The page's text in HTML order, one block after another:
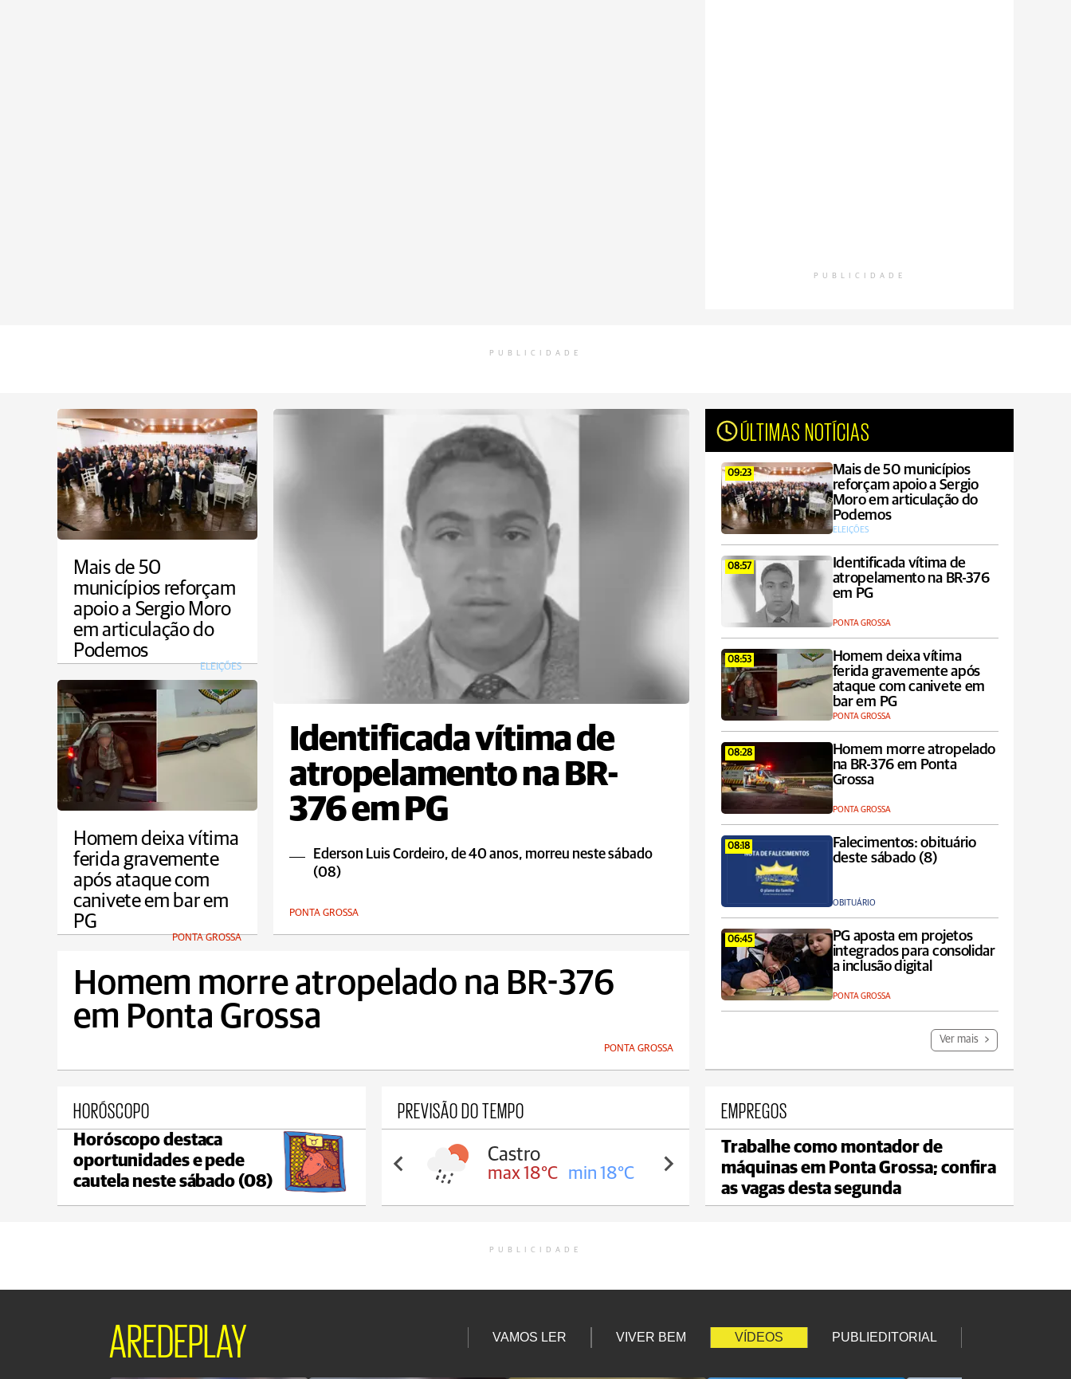
PUBLICIDADE
PUBLICIDADE
Mais de 50
municípios reforçam
apoio a Sergio Moro
em articulação do
Podemos
ELEIÇÕES
Identificada vítima de
atropelamento na BR-
376 em PG
Ederson Luis Cordeiro, de 40 anos, morreu neste sábado
(08)
PONTA GROSSA
ÚLTIMAS NOTÍCIAS
09:23
Mais de 50 municípios
reforçam apoio a Sergio
Moro em articulação do
Podemos
ELEIÇÕES
08:57
Identificada vítima de
atropelamento na BR-376
em PG
PONTA GROSSA
08:53
Homem deixa vítima
ferida gravemente após
ataque com canivete em
bar em PG
PONTA GROSSA
08:28
Homem morre atropelado
na BR-376 em Ponta
Grossa
PONTA GROSSA
08:18
Falecimentos: obituário
deste sábado (8)
OBITUÁRIO
06:45
PG aposta em projetos
integrados para consolidar
a inclusão digital
PONTA GROSSA
Ver mais
Homem deixa vítima
ferida gravemente
após ataque com
canivete em bar em
PG
PONTA GROSSA
Homem morre atropelado na BR-376
em Ponta Grossa
PONTA GROSSA
HORÓSCOPO
Horóscopo destaca
oportunidades e pede
cautela neste sábado (08)
PREVISÃO DO TEMPO
Castro
max 18°C min 18°C
Carambeí
max 18°C min 17°C
Jaguariaíva
max 19°C min 18°C
EMPREGOS
Trabalhe como montador de
máquinas em Ponta Grossa; confira
as vagas desta segunda
PUBLICIDADE
AREDEPLAY VAMOS LER VIVER BEM VÍDEOS PUBLIEDITORIAL